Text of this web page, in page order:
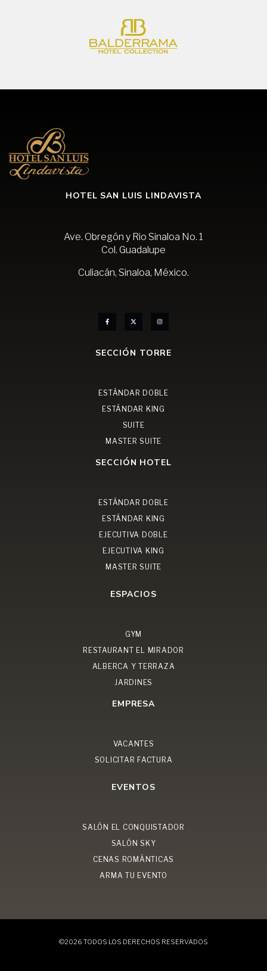
HOTEL SAN LUIS LINDAVISTA
Ave. Obregón y Rio Sinaloa No. 1
Col. Guadalupe
Culiacán, Sinaloa, México.
SECCIÓN TORRE
ESTÁNDAR DOBLE
ESTÁNDAR KING
SUITE
MASTER SUITE
SECCIÓN HOTEL
ESTÁNDAR DOBLE
ESTÁNDAR KING
EJECUTIVA DOBLE
EJECUTIVA KING
MASTER SUITE
ESPACIOS
GYM
RESTAURANT EL MIRADOR
ALBERCA Y TERRAZA
JARDINES
EMPRESA
VACANTES
SOLICITAR FACTURA
EVENTOS
SALÓN EL CONQUISTADOR
SALÓN SKY
CENAS ROMÁNTICAS
ARMA TU EVENTO
©2026 TODOS LOS DERECHOS RESERVADOS